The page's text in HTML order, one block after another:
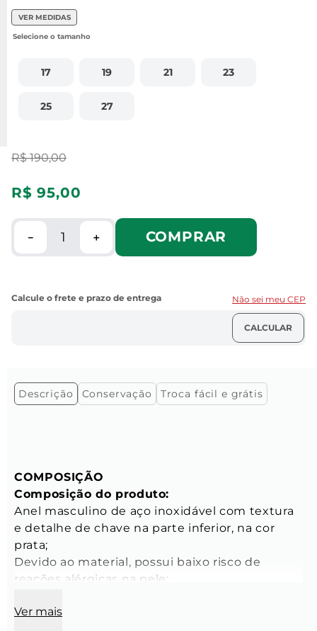
VER MEDIDAS
17 19 21 23
25 27
R$ 190,00
R$ 95,00
＋
－ COMPRAR
Não sei meu CEP
Descrição Conservação Troca fácil e grátis
COMPOSIÇÃO
Composição do produto:
Anel masculino de aço inoxidável com textura
e detalhe de chave na parte inferior, na cor
prata;
Devido ao material, possui baixo risco de
reações alérgicas na pele;
Base do anel:
Ver mais